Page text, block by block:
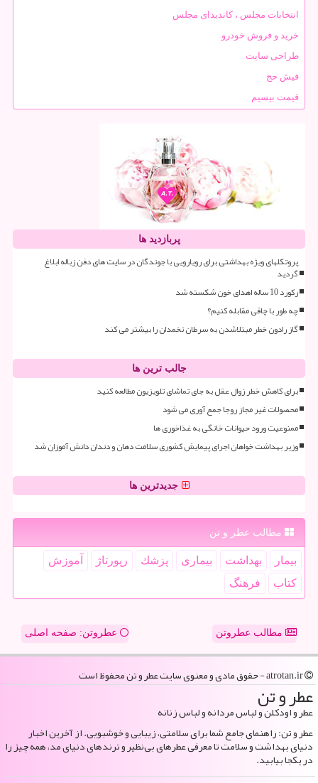
انتخابات مجلس ، کاندیدای مجلس
خرید و فروش خودرو
طراحی سایت
فیش حج
قیمت بیسیم
پربازدید ها
پروتکلهای ویژه بهداشتی برای رویارویی با جوندگان در سایت های دفن زباله ابلاغ
گردید
رکورد 10 ساله اهدای خون شکسته شد
چه طور با چاقی مقابله کنیم؟
گاز رادون خطر مبتلاشدن به سرطان تخمدان را بیشتر می کند
جالب ترین ها
برای کاهش خطر زوال عقل به جای تماشای تلویزیون مطالعه کنید
محصولات غیر مجاز روجا جمع آوری می شود
ممنوعیت ورود حیوانات خانگی به غذاخوری ها
وزیر بهداشت خواهان اجرای پیمایش کشوری سلامت دهان و دندان دانش آموزان شد
جدیدترین ها
مطالب عطر و تن
بیمار بهداشت بیماری پزشك رپورتاژ
آموزش
كتاب
فرهنگ
مطالب عطروتن عطروتن: صفحه اصلی
عطر و تن
عطر و اودکلن و لباس مردانه و لباس زنانه
عطر و تن: راهنمای جامع شما برای سلامتی، زیبایی و خوشبویی. از آخرین اخبار
دنیای بهداشت و سلامت تا معرفی عطرهای بی‌نظیر و ترندهای دنیای مد، همه چیز را
در یکجا بیابید.